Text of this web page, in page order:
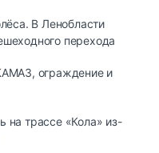
В Ленобласти
перехода
ограждение и
на трассе «Кола» из-